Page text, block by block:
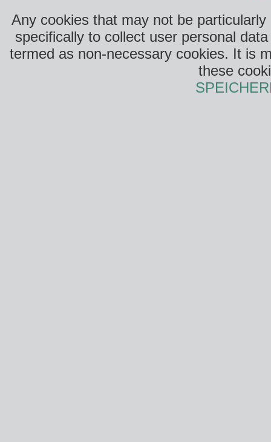
Any cookies that may not be
specifically to collect user personal
termed as non-necessary cookies. It is
these